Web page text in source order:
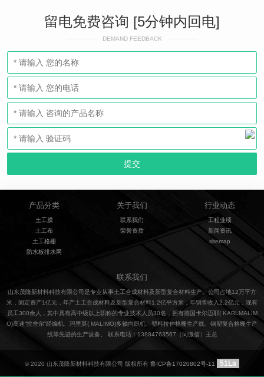
留电免费咨询 [5分钟内回电]
DEMAND FEEDBACK
产品分类
土工膜
土工布
土工格栅
防水板排水网
关于我们
联系我们
荣誉资质
行业动态
工程业绩
新闻资讯
sitemap
联系我们
山东茂隆新材料科技有限公司是专业从事土工合成材料及新型复合材料生产。公司占地12万平方
米，固定资产1亿元，年产土工合成材料及新型复合材料1.2亿平方米，年销售收入2.2亿元，现有
员工300余人，其中具有高中级以上职称的专业技术人员30名，拥有德国卡尔迈耶( KARLMALIM
O)高速“拉舍尔”经编机、玛里莫( MALIMO)多轴向织机、塑料拉伸格栅生产线、钢塑复合格栅生产
线等先进的生产设备。 联系电话：13884763567（同微信）王总
© 2020 山东茂隆新材料科技有限公司 版权所有 鲁ICP备17020802号-11 51La